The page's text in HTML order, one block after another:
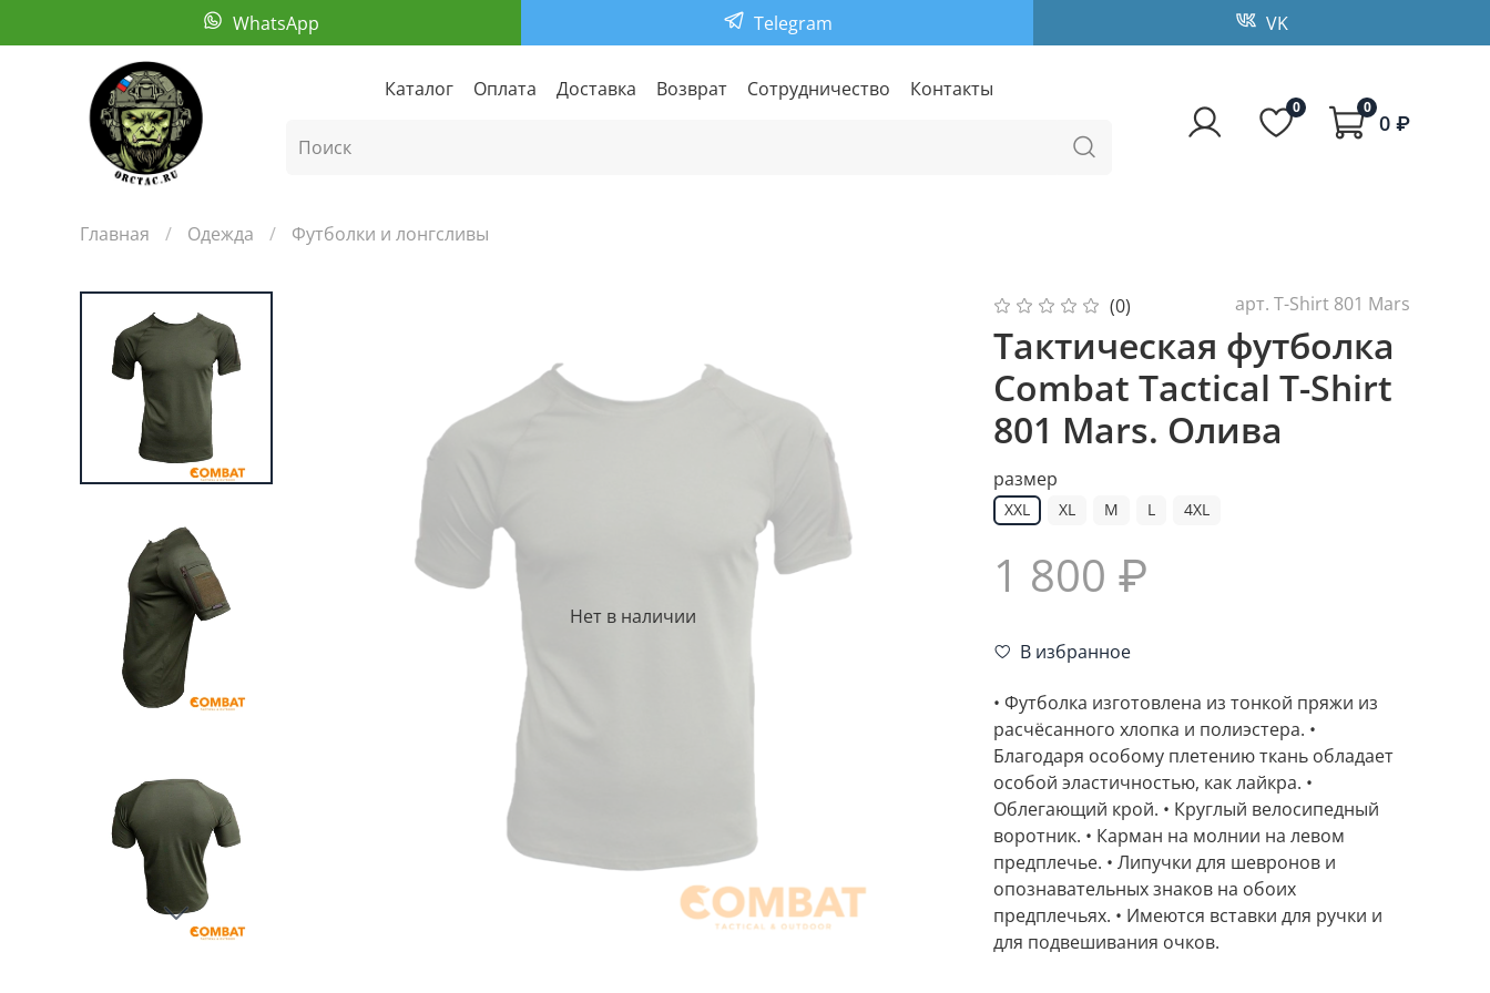
WhatsApp Telegram VK
Каталог Оплата Доставка Возврат Сотрудничество Контакты
0 0
0 ₽
Главная Одежда Футболки и лонгсливы
Нет в наличии
(0) арт. T-Shirt 801 Mars
Тактическая футболка
Combat Tactical T-Shirt
801 Mars. Олива
размер
XXL XL M L 4XL
1 800 ₽
В избранное
• Футболка изготовлена из тонкой пряжи из
расчёсанного хлопка и полиэстера. •
Благодаря особому плетению ткань обладает
особой эластичностью, как лайкра. •
Облегающий крой. • Круглый велосипедный
воротник. • Карман на молнии на левом
предплечье. • Липучки для шевронов и
опознавательных знаков на обоих
предплечьях. • Имеются вставки для ручки и
для подвешивания очков.